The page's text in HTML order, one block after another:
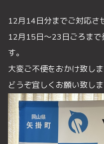
12月14日分までご対応さ
12月15日〜23日ごろまで
す。
大変ご不便をおかけ致し
どうぞ宜しくお願い致しま